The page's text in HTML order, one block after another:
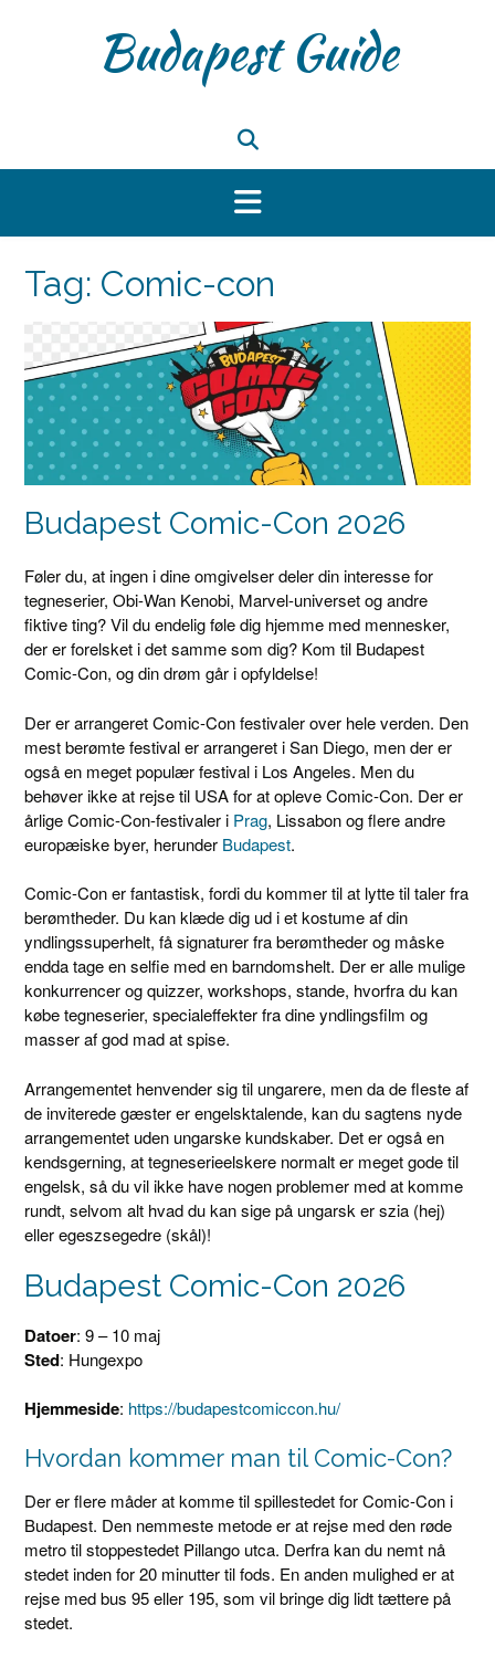
Budapest Guide
Tag: Comic-con
Budapest Comic-Con 2026
Føler du, at ingen i dine omgivelser deler din interesse for
tegneserier, Obi-Wan Kenobi, Marvel-universet og andre
fiktive ting? Vil du endelig føle dig hjemme med mennesker,
der er forelsket i det samme som dig? Kom til Budapest
Comic-Con, og din drøm går i opfyldelse!
Der er arrangeret Comic-Con festivaler over hele verden. Den
mest berømte festival er arrangeret i San Diego, men der er
også en meget populær festival i Los Angeles. Men du
behøver ikke at rejse til USA for at opleve Comic-Con. Der er
årlige Comic-Con-festivaler i Prag, Lissabon og flere andre
europæiske byer, herunder Budapest.
Comic-Con er fantastisk, fordi du kommer til at lytte til taler fra
berømtheder. Du kan klæde dig ud i et kostume af din
yndlingssuperhelt, få signaturer fra berømtheder og måske
endda tage en selfie med en barndomshelt. Der er alle mulige
konkurrencer og quizzer, workshops, stande, hvorfra du kan
købe tegneserier, specialeffekter fra dine yndlingsfilm og
masser af god mad at spise.
Arrangementet henvender sig til ungarere, men da de fleste af
de inviterede gæster er engelsktalende, kan du sagtens nyde
arrangementet uden ungarske kundskaber. Det er også en
kendsgerning, at tegneserieelskere normalt er meget gode til
engelsk, så du vil ikke have nogen problemer med at komme
rundt, selvom alt hvad du kan sige på ungarsk er szia (hej)
eller egeszsegedre (skål)!
Budapest Comic-Con 2026
Datoer: 9 – 10 maj
Sted: Hungexpo
Hjemmeside: https://budapestcomiccon.hu/
Hvordan kommer man til Comic-Con?
Der er flere måder at komme til spillestedet for Comic-Con i
Budapest. Den nemmeste metode er at rejse med den røde
metro til stoppestedet Pillango utca. Derfra kan du nemt nå
stedet inden for 20 minutter til fods. En anden mulighed er at
rejse med bus 95 eller 195, som vil bringe dig lidt tættere på
stedet.